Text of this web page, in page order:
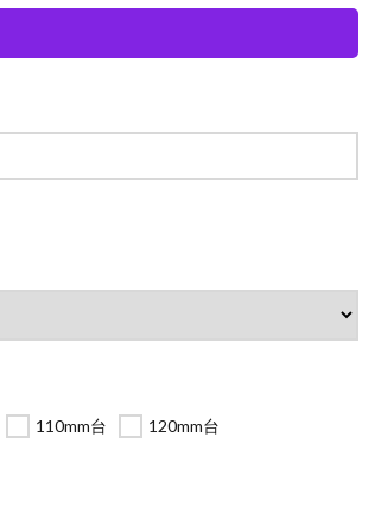
110mm台
120mm台